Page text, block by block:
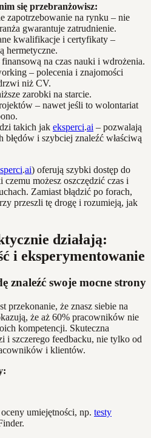
się przebranżowisz:
zapotrzebowanie na rynku – nie
gwarantuje zatrudnienie.
kwalifikacje i certyfikaty –
hermetyczne.
na czas nauki i wdrożenia.
– polecenia i znajomości
niż CV.
zarobki na starcie.
– nawet jeśli to wolontariat
takich jak eksperci.ai – pozwalają
i szybciej znaleźć właściwą
.ai) oferują szybki dostęp do
możesz oszczędzić czas i
Zamiast błądzić po forach,
przeszli tę drogę i rozumieją, jak
działają:
i eksperymentowanie
znaleźć swoje mocne strony
przekonanie, że znasz siebie na
że aż 60% pracowników nie
kompetencji. Skuteczna
i szczerego feedbacku, nie tylko od
i klientów.
umiejętności, np. testy